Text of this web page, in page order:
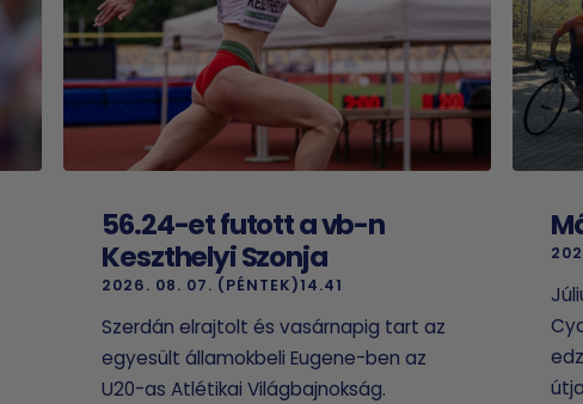
56.24-et futott a vb-n
Keszthelyi Szonja
2026. 08. 07. (PÉNTEK)14.41
Szerdán elrajtolt és vasárnapig tart az
egyesült államokbeli Eugene-ben az
U20-as Atlétikai Világbajnokság.